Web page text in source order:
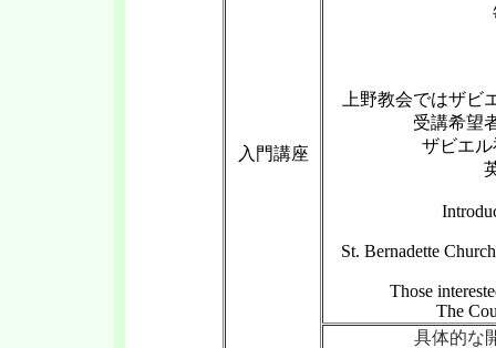
入門講座
上野教会ではザ
受講希望
ザビエ
St. Bernadette
Those
The
具体的な